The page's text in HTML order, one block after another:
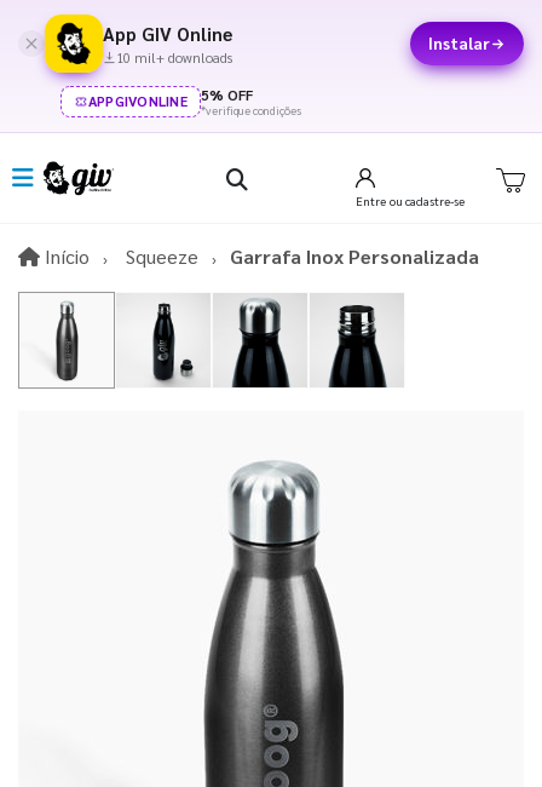
App GIV Online
10 mil+ downloads
Instalar
APPGIVONLINE 5% OFF
*verifique condições
Entre ou cadastre-se
Início InícioSqueeze Garrafa Inox Personalizada